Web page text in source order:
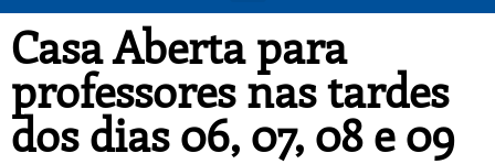
Casa Aberta para
professores nas tardes
dos dias 06, 07, 08 e 09